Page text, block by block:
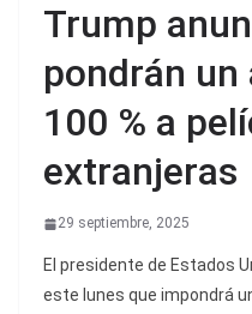
Trump
pondrán un
100 % a
extranjeras
29 septiembre, 2025
El presidente de Estados
este lunes que impondrá